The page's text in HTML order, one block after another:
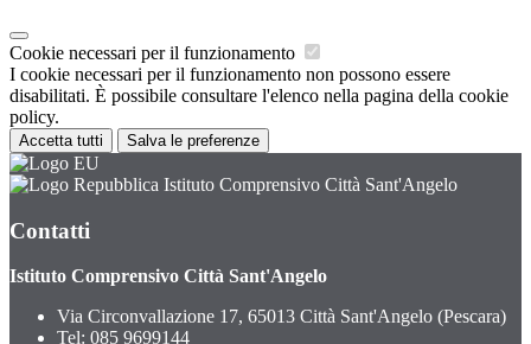
Cookie necessari per il funzionamento
I cookie necessari per il funzionamento non possono essere
disabilitati. È possibile consultare l'elenco nella pagina della cookie
policy.
Accetta tutti Salva le preferenze
Istituto Comprensivo Città Sant'Angelo
Contatti
Istituto Comprensivo Città Sant'Angelo
Via Circonvallazione 17, 65013 Città Sant'Angelo (Pescara)
Tel: 085 9699144